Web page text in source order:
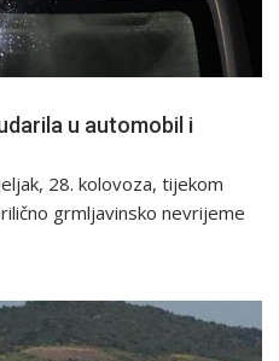
u automobil i
28. kolovoza, tijekom
grmljavinsko nevrijeme